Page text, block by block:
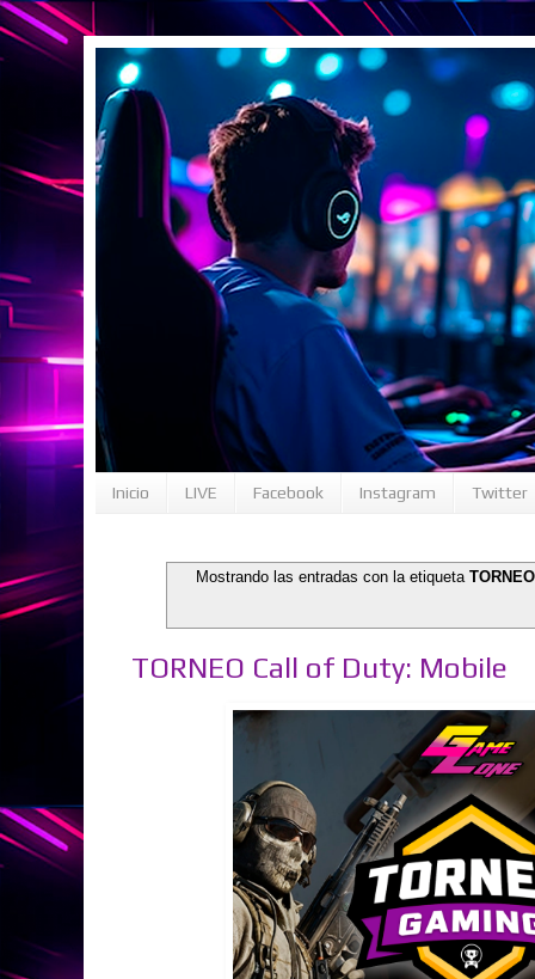
Inicio LIVE Facebook Instagram Twitter
Mostrando las entradas con la etiqueta
TORNEO Call of Duty: Mobile